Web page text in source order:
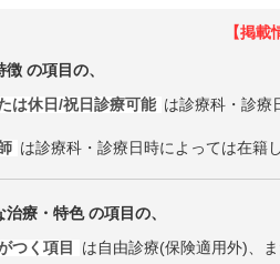
【掲載
徴 の項目の、
は休日/祝日診療可能 は診療科・診療
は診療科・診療日時によっては在籍
治療・特色の項目の、
つく項目
は自由診療(保険適用外)、